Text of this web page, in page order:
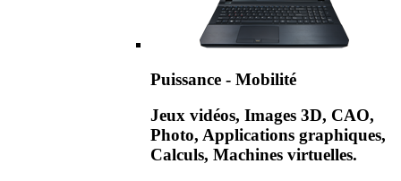
Puissance - Mobilité
Jeux vidéos, Images 3D, CAO,
Photo, Applications graphiques,
Calculs, Machines virtuelles.